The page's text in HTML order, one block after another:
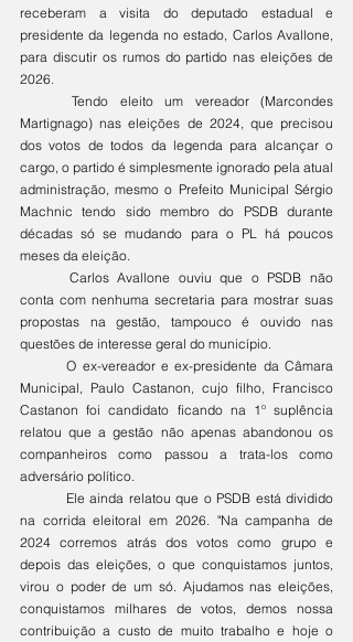
receberam a visita do deputado estadual e
presidente da legenda no estado, Carlos Avallone,
para discutir os rumos do partido nas eleições de
2026.
	Tendo eleito um vereador (Marcondes
Martignago) nas eleições de 2024, que precisou
dos votos de todos da legenda para alcançar o
cargo, o partido é simplesmente ignorado pela atual
administração, mesmo o Prefeito Municipal Sérgio
Machnic tendo sido membro do PSDB durante
décadas só se mudando para o PL há poucos
meses da eleição.
conta com nenhuma secretaria para mostrar suas
propostas na gestão, tampouco é ouvido nas
questões de interesse geral do município.
	O ex-vereador e ex-presidente da Câmara
Municipal, Paulo Castanon, cujo filho, Francisco
Castanon foi candidato ficando na 1º suplência
relatou que a gestão não apenas abandonou os
companheiros como passou a trata-los como
adversário político.
na corrida eleitoral em 2026. "Na campanha de
2024 corremos atrás dos votos como grupo e
depois das eleições, o que conquistamos juntos,
virou o poder de um só. Ajudamos nas eleições,
conquistamos milhares de votos, demos nossa
contribuição a custo de muito trabalho e hoje o